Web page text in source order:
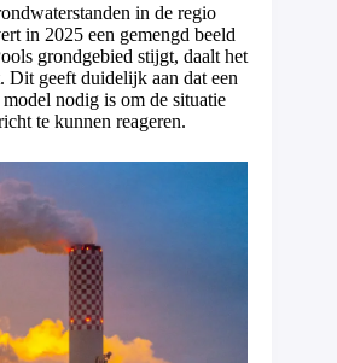
in de regio
in 2025 een gemengd beeld
grondgebied stijgt, daalt het
Dit geeft duidelijk aan dat een
nodig is om de situatie
te kunnen reageren.